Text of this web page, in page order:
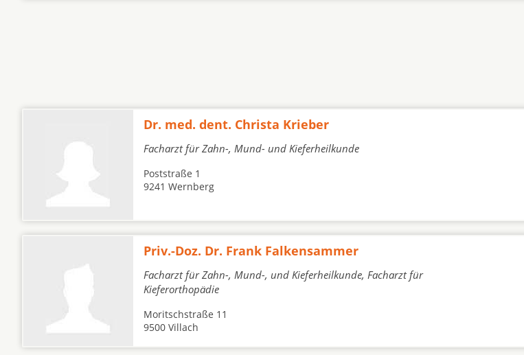
Dr. med. dent. Christa Krieber
Facharzt für Zahn-, Mund- und Kieferheilkunde
Poststraße 1
9241 Wernberg
Priv.-Doz. Dr. Frank Falkensammer
Facharzt für Zahn-, Mund-, und Kieferheilkunde, Facharzt für
Kieferorthopädie
Moritschstraße 11
9500 Villach